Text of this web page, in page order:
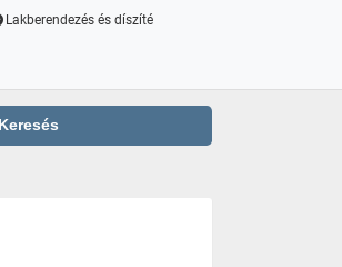
Lakberendezés és díszíté
Keresés